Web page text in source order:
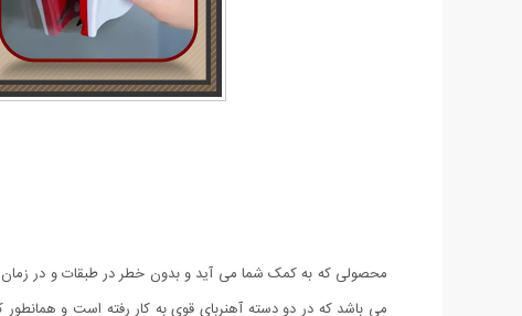
محصولی که به کمک شما می آید و بدون خطر در طبقات و در زمان
می باشد که در دو دسته آهنربای قوی به کار رفته است و